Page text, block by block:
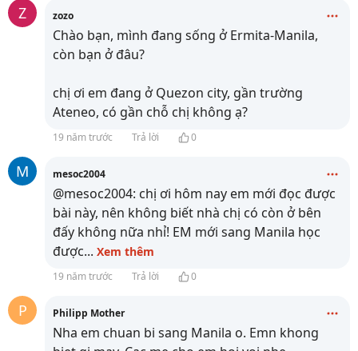
Z zozo
Chào bạn, mình đang sống ở Ermita-Manila,
còn bạn ở đâu?
chị ơi em đang ở Quezon city, gần trường
Ateneo, có gần chỗ chị không ạ?
19 năm trước Trả lời 0
M mesoc2004
@mesoc2004: chị ơi hôm nay em mới đọc được
bài này, nên không biết nhà chị có còn ở bên
đấy không nữa nhỉ! EM mới sang Manila học
được... Xem thêm
19 năm trước Trả lời 0
P Philipp Mother
Nha em chuan bi sang Manila o. Emn khong